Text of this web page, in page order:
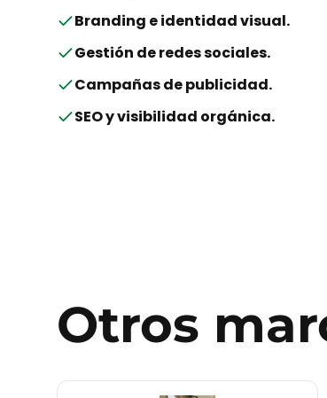
Branding e identidad visual.
Gestión de redes sociales.
Campañas de publicidad.
SEO y visibilidad orgánica.
Otros